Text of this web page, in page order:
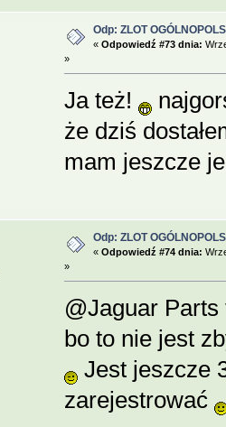
Odp: ZLOT
« Odpowiedź #73 dnia:
»
Ja też!
że dziś
mam jeszcze
Odp: ZLOT
« Odpowiedź #74 dnia:
»
@Jaguar
bo to nie jest
Jest jeszcze
zarejestrować